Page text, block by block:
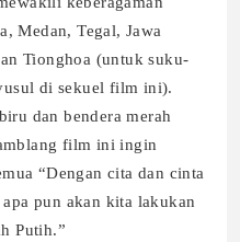
Medan, Tegal, Jawa
Tionghoa (untuk suku-
di sekuel film ini).
dan bendera merah
film ini ingin
“Dengan cita dan cinta
pun akan kita lakukan
Putih.”